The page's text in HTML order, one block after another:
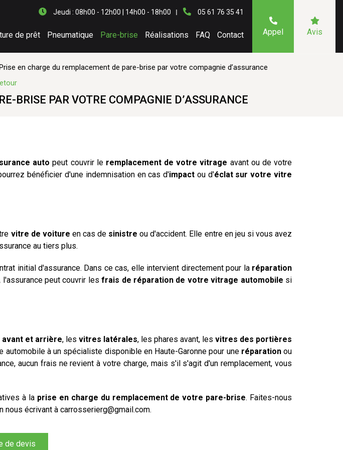
Jeudi : 08h00 - 12h00 | 14h00 - 18h00 05 61 76 35 41
de prêt Pneumatique Pare-brise Réalisations FAQ Contact Appel Avis
en charge du remplacement de pare-brise par votre compagnie d’assurance
BRISE PAR VOTRE COMPAGNIE D’ASSURANCE
auto peut couvrir le remplacement de votre vitrage avant ou de votre
bénéficier d'une indemnisation en cas d'impact ou d'éclat sur votre vitre
vitre de voiture en cas de sinistre ou d'accident. Elle entre en jeu si vous avez
au tiers plus.
initial d'assurance. Dans ce cas, elle intervient directement pour la réparation
peut couvrir les frais de réparation de votre vitrage automobile si
avant et arrière, les vitres latérales, les phares avant, les vitres des portières
automobile à un spécialiste disponible en Haute-Garonne pour une réparationou
aucun frais ne revient à votre charge, mais s'il s'agit d'un remplacement, vous
à la prise en charge du remplacement de votre pare-brise. Faites-nous
nous écrivant à carrosserierg@gmail.com.
de devis